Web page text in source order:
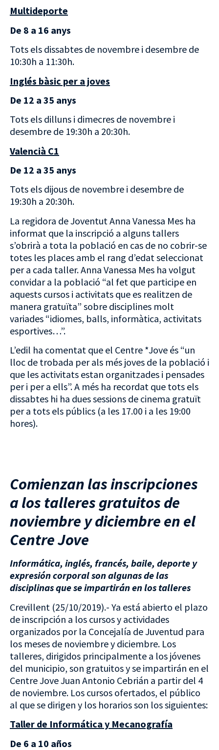
Multideporte
De 8 a 16 anys
Tots els dissabtes de novembre i desembre de
10:30h a 11:30h.
Inglés bàsic per a joves
De 12 a 35 anys
Tots els dilluns i dimecres de novembre i
desembre de 19:30h a 20:30h.
Valencià C1
De 12 a 35 anys
Tots els dijous de novembre i desembre de
19:30h a 20:30h.
La regidora de Joventut Anna Vanessa Mes ha
informat que la inscripció a alguns tallers
s’obrirà a tota la població en cas de no cobrir-se
totes les places amb el rang d’edat seleccionat
per a cada taller. Anna Vanessa Mes ha volgut
convidar a la població “al fet que participe en
aquests cursos i activitats que es realitzen de
manera gratuïta” sobre disciplines molt
variades “idiomes, balls, informàtica, activitats
esportives…”.
L’edil ha comentat que el Centre *Jove és “un
lloc de trobada per als més joves de la població i
que les activitats estan organitzades i pensades
per i per a ells”. A més ha recordat que tots els
dissabtes hi ha dues sessions de cinema gratuït
per a tots els públics (a les 17.00 i a les 19:00
hores).
Comienzan las inscripciones
a los talleres gratuitos de
noviembre y diciembre en el
Centre Jove
Informática, inglés, francés, baile, deporte y
expresión corporal son algunas de las
disciplinas que se impartirán en los talleres
Crevillent (25/10/2019).- Ya está abierto el plazo
de inscripción a los cursos y actividades
organizados por la Concejalía de Juventud para
los meses de noviembre y diciembre. Los
talleres, dirigidos principalmente a los jóvenes
del municipio, son gratuitos y se impartirán en el
Centre Jove Juan Antonio Cebrián a partir del 4
de noviembre. Los cursos ofertados, el público
al que se dirigen y los horarios son los siguientes:
Taller de Informática y Mecanografía
De 6 a 10 años